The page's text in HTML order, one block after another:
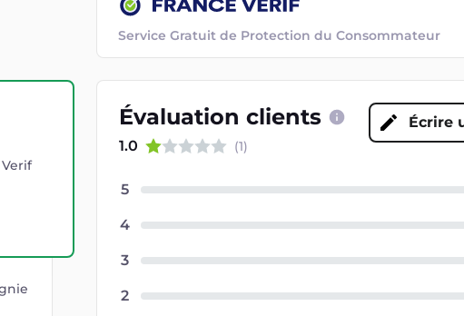
Service Gratuit de Protection du Consommateur
Évaluation clients
1.0 (1)
Écrire
5
4
3
2